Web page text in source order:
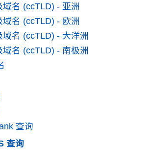
域名 (ccTLD) - 亚洲
域名 (ccTLD) - 欧洲
域名 (ccTLD) - 大洋洲
域名 (ccTLD) - 南极洲
查询
查询